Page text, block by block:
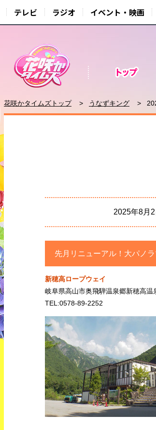
テレビ ラジオ イベント・映画
花咲かタイムズトップ うなずキング
2025年8月
先月リニューアル！大パノ
新穂高ロープウェイ
岐阜県高山市奥飛騨温泉郷新穂高温
TEL:0578-89-2252